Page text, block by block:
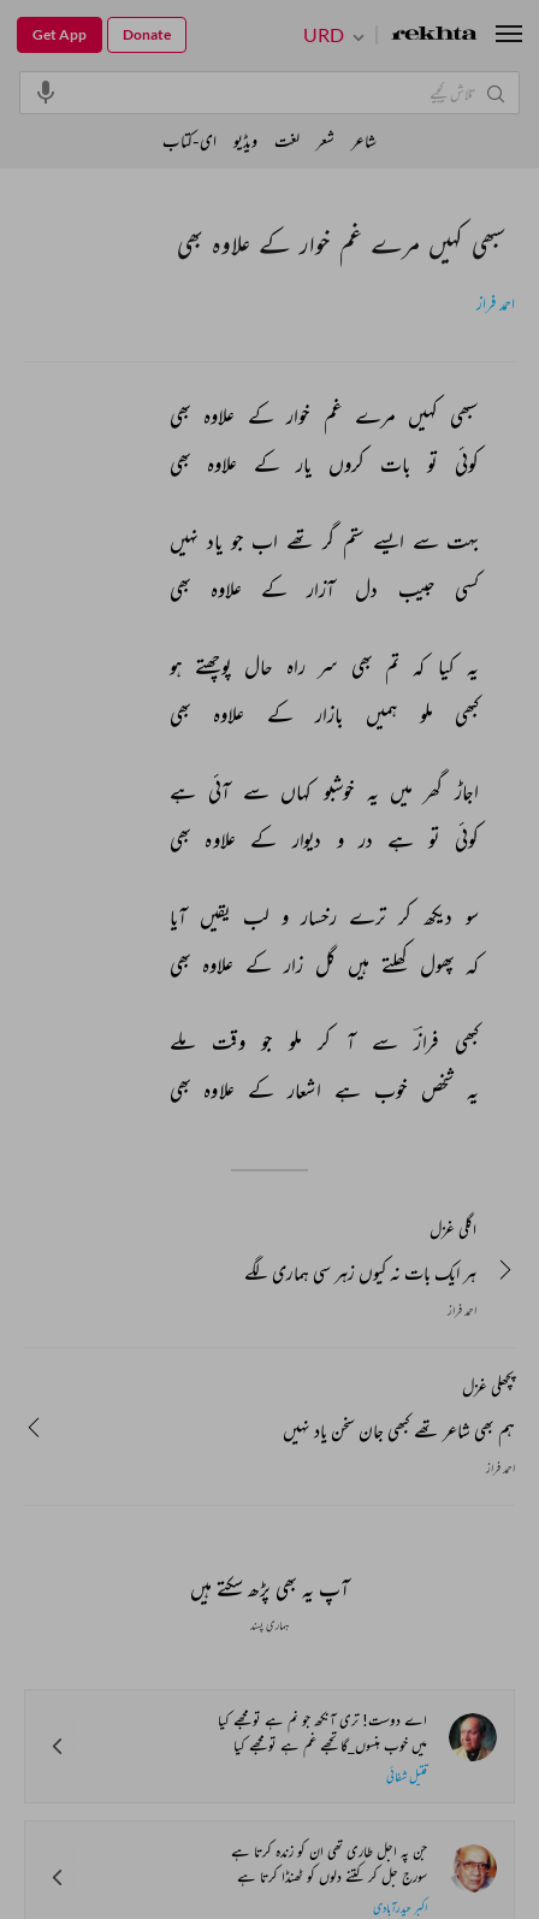
سبھی کہیں مرے غم خوار کے علاوہ بھی
احمد فراز
سبھی کہیں مرے غم خوار کے علاوہ بھی
کوئی
تو بات کروں یار کے علاوہ بھی
بہت سے ایسے ستم گر تھے اب جو یاد نہیں
کسی
حبیب دل آزار کے علاوہ بھی
یہ کیا کہ تم بھی سر راہ حال پوچھتے ہو
کبھی
ملو ہمیں بازار کے علاوہ بھی
اجاڑ گھر میں یہ خوشبو کہاں سے آئی ہے
کوئی
تو ہے در و دیوار کے علاوہ بھی
سو دیکھ کر ترے رخسار و لب یقیں آیا
کہ پھول کھلتے ہیں گل زار کے علاوہ بھی
کبھی فرازؔ سے آ کر ملو جو وقت
ملے
یہ
شخص خوب ہے اشعار کے علاوہ بھی
اگلی غزل
ہر ایک بات نہ کیوں زہر سی ہماری لگے
احمد فراز
پچھلی غزل
ہم بھی شاعر تھے کبھی جان سخن یاد نہیں
احمد فراز
آپ یہ بھی پڑھ سکتے ہیں
ہماری پسند
اے دوست! تری آنکھ جو نم ہے تو مجھے کیا
میں خوب ہنسوں_گا تجھے غم ہے تو مجھے کیا
قتیل شفائی
جن پہ اجل طاری تھی ان کو زندہ کرتا ہے
سورج جل کر کتنے دلوں کو ٹھنڈا کرتا ہے
اکبر حیدرآبادی
URD
Get App Donate
شاعر شعر لغت ویڈیو ای-کتاب